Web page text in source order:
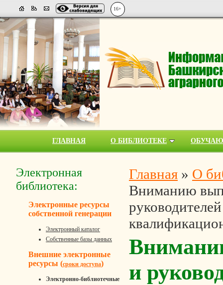
16+
ГЛАВНАЯ О БИБЛИОТЕКЕ
Электронная
библиотека:
Электронные ресурсы
собственной генерации
Электронный каталог
Собственные базы данных
Внешние электронные
ресурсы (сроки доступа)
Электронно-библиотечные
Главная » О
Вниманию
и